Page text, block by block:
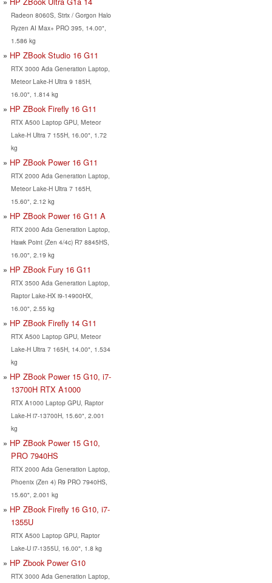
Radeon 8060S, Strix / Gorgon Halo
Ryzen AI Max+ PRO 395, 14.00",
1.586 kg
HP ZBook Studio 16 G11
RTX 3000 Ada Generation Laptop,
Meteor Lake-H Ultra 9 185H,
16.00", 1.814 kg
HP ZBook Firefly 16 G11
RTX A500 Laptop GPU, Meteor
Lake-H Ultra 7 155H, 16.00", 1.72
kg
HP ZBook Power 16 G11
RTX 2000 Ada Generation Laptop,
Meteor Lake-H Ultra 7 165H,
15.60", 2.12 kg
HP ZBook Power 16 G11 A
RTX 2000 Ada Generation Laptop,
Hawk Point (Zen 4/4c) R7 8845HS,
16.00", 2.19 kg
HP ZBook Fury 16 G11
RTX 3500 Ada Generation Laptop,
Raptor Lake-HX i9-14900HX,
16.00", 2.55 kg
HP ZBook Firefly 14 G11
RTX A500 Laptop GPU, Meteor
Lake-H Ultra 7 165H, 14.00", 1.534
kg
HP ZBook Power 15 G10, i7-
13700H RTX A1000
RTX A1000 Laptop GPU, Raptor
Lake-H i7-13700H, 15.60", 2.001
kg
HP ZBook Power 15 G10,
PRO 7940HS
RTX 2000 Ada Generation Laptop,
Phoenix (Zen 4) R9 PRO 7940HS,
15.60", 2.001 kg
HP ZBook Firefly 16 G10, i7-
1355U
RTX A500 Laptop GPU, Raptor
Lake-U i7-1355U, 16.00", 1.8 kg
HP Zbook Power G10
RTX 3000 Ada Generation Laptop,